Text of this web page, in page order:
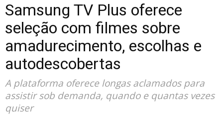
Samsung TV Plus oferece
seleção com filmes sobre
amadurecimento, escolhas e
autodescobertas
A plataforma oferece longas aclamados para
assistir sob demanda, quando e quantas vezes
quiser